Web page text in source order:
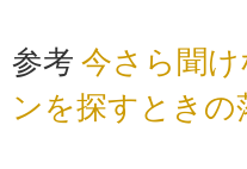
参考 今さら聞
ンを探すとき